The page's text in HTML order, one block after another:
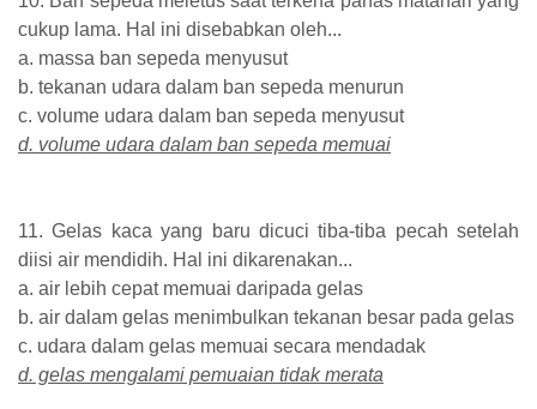
cukup lama. Hal ini disebabkan oleh...
a. massa ban sepeda menyusut
b. tekanan udara dalam ban sepeda menurun
c. volume udara dalam ban sepeda menyusut
d. volume udara dalam ban sepeda memuai
11. Gelas kaca yang baru dicuci tiba-tiba pecah setelah
diisi air mendidih. Hal ini dikarenakan...
a. air lebih cepat memuai daripada gelas
b. air dalam gelas menimbulkan tekanan besar pada gelas
c. udara dalam gelas memuai secara mendadak
d. gelas mengalami pemuaian tidak merata